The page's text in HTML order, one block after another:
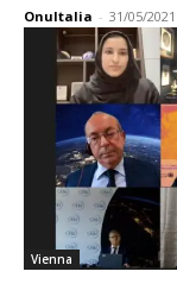
OnuItalia - 31/05/2021
Vienna